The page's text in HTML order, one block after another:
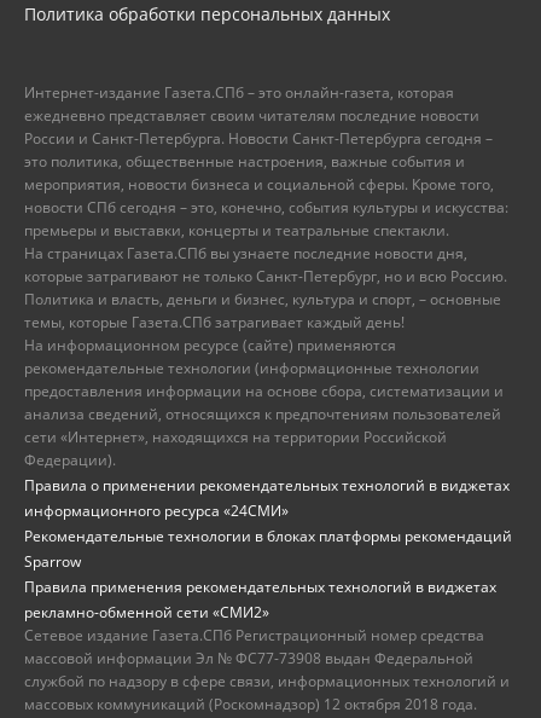
Политика обработки персональных данных
Интернет-издание Газета.СПб – это онлайн-газета, которая
ежедневно представляет своим читателям последние новости
России и Санкт-Петербурга. Новости Санкт-Петербурга сегодня –
это политика, общественные настроения, важные события и
мероприятия, новости бизнеса и социальной сферы. Кроме того,
новости СПб сегодня – это, конечно, события культуры и искусства:
премьеры и выставки, концерты и театральные спектакли.
На страницах Газета.СПб вы узнаете последние новости дня,
которые затрагивают не только Санкт-Петербург, но и всю Россию.
Политика и власть, деньги и бизнес, культура и спорт, – основные
темы, которые Газета.СПб затрагивает каждый день!
На информационном ресурсе (сайте) применяются
рекомендательные технологии (информационные технологии
предоставления информации на основе сбора, систематизации и
анализа сведений, относящихся к предпочтениям пользователей
сети «Интернет», находящихся на территории Российской
Федерации).
Правила о применении рекомендательных технологий в виджетах
информационного ресурса «24СМИ»
Рекомендательные технологии в блоках платформы рекомендаций
Sparrow
Правила применения рекомендательных технологий в виджетах
рекламно-обменной сети «СМИ2»
Сетевое издание Газета.СПб Регистрационный номер средства
массовой информации Эл № ФС77-73908 выдан Федеральной
службой по надзору в сфере связи, информационных технологий и
массовых коммуникаций (Роскомнадзор) 12 октября 2018 года.